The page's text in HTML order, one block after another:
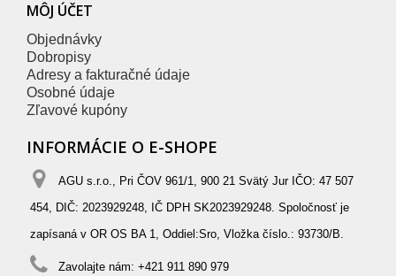
MÔJ ÚČET
Objednávky
Dobropisy
Adresy a fakturačné údaje
Osobné údaje
Zľavové kupóny
INFORMÁCIE O E-SHOPE
AGU s.r.o., Pri ČOV 961/1, 900 21 Svätý Jur IČO: 47 507
454, DIČ: 2023929248, IČ DPH SK2023929248. Spoločnosť je
zapísaná v OR OS BA 1, Oddiel:Sro, Vložka číslo.: 93730/B.
Zavolajte nám: +421 911 890 979